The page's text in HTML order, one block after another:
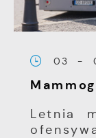
03 -
Letnia